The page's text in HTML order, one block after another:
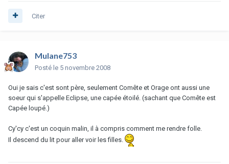
Citer
Mulane753
Posté le 5 novembre 2008
Oui je sais c'est sont père, seulement Comête et Orage ont aussi une
soeur qui s'appelle Eclipse, une capée étoilé. (sachant que Comête est
Capée loupé.)
Cy'cy c'est un coquin malin, il à compris comment me rendre folle.
Il descend du lit pour aller voir les filles.